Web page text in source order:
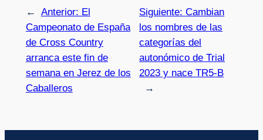
← Anterior: El
Campeonato de España
de Cross Country
arranca este fin de
semana en Jerez de los
Caballeros
Siguiente:Cambian
los nombres de las
categorías del
autonómico de Trial
2023 y nace TR5-B
→